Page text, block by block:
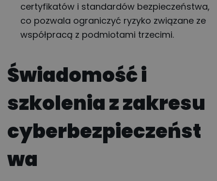
certyfikatów i standardów bezpieczeństwa,
co pozwala ograniczyć ryzyko związane ze
współpracą z podmiotami trzecimi.
Świadomość i
szkolenia z zakresu
cyberbezpieczeńst
wa